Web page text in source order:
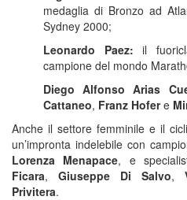
medaglia di Bronzo ad
Sydney 2000;
Leonardo Paez: il
campione del mondo
Diego Alfonso Arias
Cattaneo, Franz Hofere
Anche il settore femminile e il
un’impronta indelebile con
Lorenza Menapace, e
Ficara, Giuseppe Di Salvo,
Privitera.